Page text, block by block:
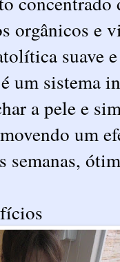
orgânicos e
suave
um sistema
a pele e
um
semanas,